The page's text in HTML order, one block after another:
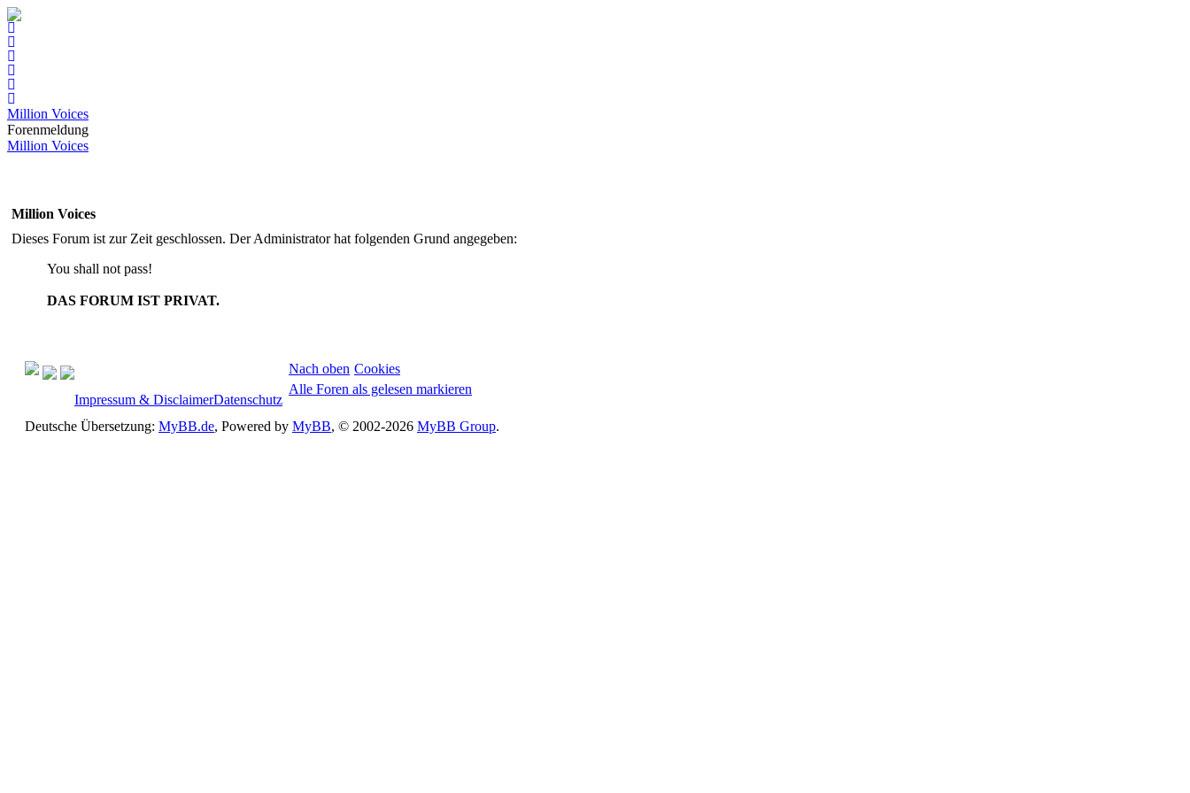
Million Voices
Forenmeldung
Million Voices
Million Voices
Dieses Forum ist zur Zeit geschlossen. Der Administrator hat folgenden Grund angegeben:
You shall not pass!
DAS FORUM IST PRIVAT.
Impressum & DisclaimerDatenschutz
Nach oben Cookies
Alle Foren als gelesen markieren
Deutsche Übersetzung: MyBB.de, Powered by MyBB, © 2002-2026 MyBB Group.